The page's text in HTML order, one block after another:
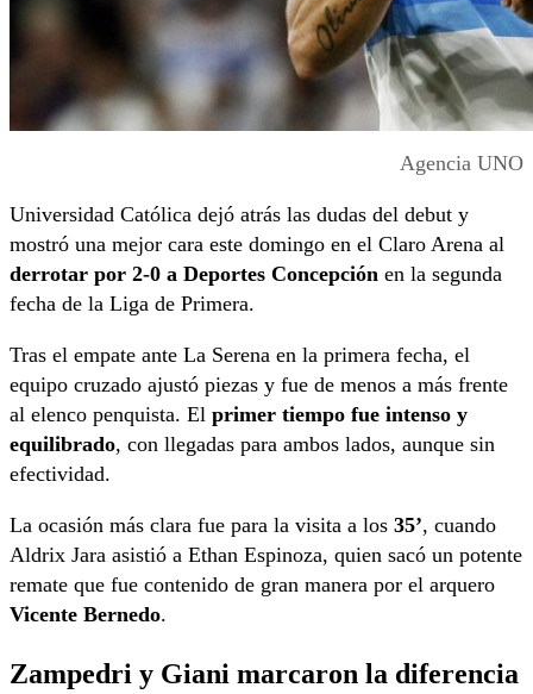
Agencia UNO
Universidad Católica dejó atrás las dudas del debut y
mostró una mejor cara este domingo en el Claro Arena al
derrotar por 2-0 a Deportes Concepción en la segunda
fecha de la Liga de Primera.
Tras el empate ante La Serena en la primera fecha, el
equipo cruzado ajustó piezas y fue de menos a más frente
al elenco penquista. El primer tiempo fue intenso y
equilibrado, con llegadas para ambos lados, aunque sin
efectividad.
La ocasión más clara fue para la visita a los 35’, cuando
Aldrix Jara asistió a Ethan Espinoza, quien sacó un potente
remate que fue contenido de gran manera por el arquero
Vicente Bernedo.
Zampedri y Giani marcaron la diferencia